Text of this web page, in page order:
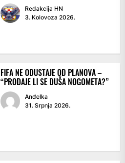
Redakcija HN
3. Kolovoza 2026.
FIFA NE ODUSTAJE OD PLANOVA –
“PRODAJE LI SE DUŠA NOGOMETA?”
Anđelka
31. Srpnja 2026.